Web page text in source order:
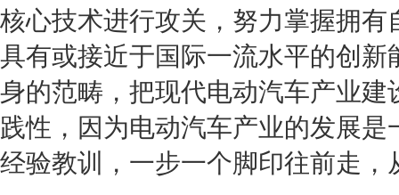
核心技术进行攻关，努力掌握拥
具有或接近于国际一流水平的创
身的范畴，把现代电动汽车产业建
践性，因为电动汽车产业的发展
经验教训，一步一个脚印往前走，